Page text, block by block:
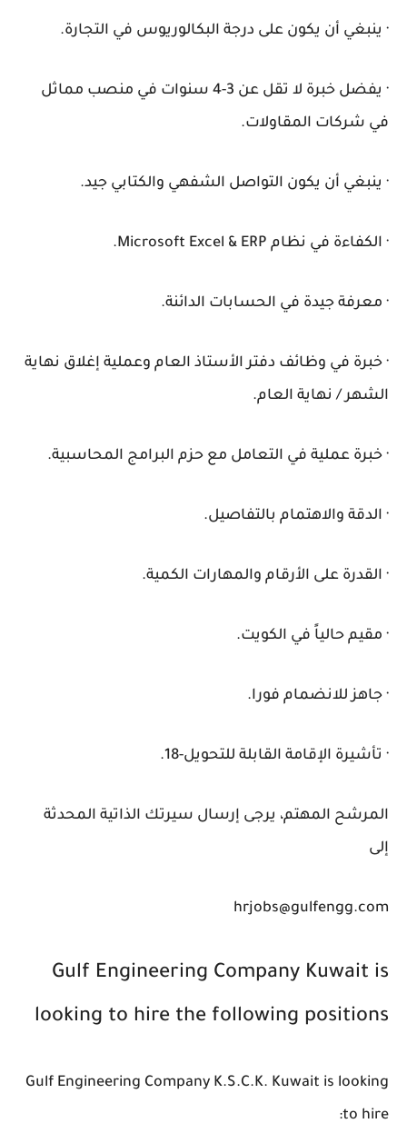
· ينبغي أن يكون على درجة البكالوريوس في التجارة.
· يفضل خبرة لا تقل عن 3-4 سنوات في منصب مماثل
في شركات المقاولات.
· ينبغي أن يكون التواصل الشفهي والكتابي جيد.
· الكفاءة في نظام Microsoft Excel & ERP.
· معرفة جيدة في الحسابات الدائنة.
· خبرة في وظائف دفتر الأستاذ العام وعملية إغلاق نهاية
الشهر / نهاية العام.
· خبرة عملية في التعامل مع حزم البرامج المحاسبية.
· الدقة والاهتمام بالتفاصيل.
· القدرة على الأرقام والمهارات الكمية.
· مقيم حالياً في الكويت.
· جاهز للانضمام فورا.
· تأشيرة الإقامة القابلة للتحويل-18.
المرشح المهتم، يرجى إرسال سيرتك الذاتية المحدثة
إلى
hrjobs@gulfengg.com
Gulf Engineering Company Kuwait is
looking to hire the following positions
Gulf Engineering Company K.S.C.K. Kuwait is looking
to hire: